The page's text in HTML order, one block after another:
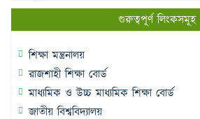
গুরুত্বপূর্ণ লিংকসমূহ
শিক্ষা মন্ত্রনালয়
রাজশাহী শিক্ষা বোর্ড
মাধ্যমিক ও উচ্চ মাধ্যমিক শিক্ষা বোর্ড
জাতীয় বিশ্ববিদ্যালয়